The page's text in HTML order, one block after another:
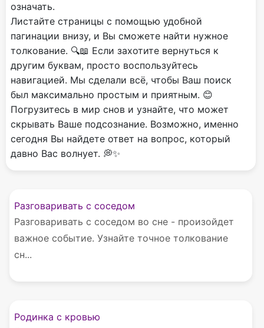
означать.
Листайте страницы с помощью удобной
пагинации внизу, и Вы сможете найти нужное
толкование. 🔍📖 Если захотите вернуться к
другим буквам, просто воспользуйтесь
навигацией. Мы сделали всё, чтобы Ваш поиск
был максимально простым и приятным. 😊
Погрузитесь в мир снов и узнайте, что может
скрывать Ваше подсознание. Возможно, именно
сегодня Вы найдете ответ на вопрос, который
давно Вас волнует. 💭✨
Разговаривать с соседом
Разговаривать с соседом во сне - произойдет
важное событие. Узнайте точное толкование
сн...
Родинка с кровью